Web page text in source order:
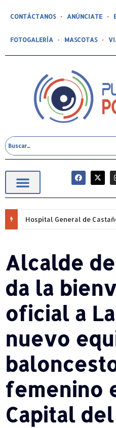
CONTÁCTANOS ANÚNCIATE
FOTOGALERÍA MASCOTAS
Alcalde
da la
oficial a
nuevo
femenino
Capital